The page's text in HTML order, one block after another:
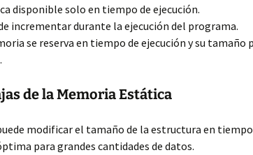
disponible solo en tiempo de ejecución.
incrementar durante la ejecución del programa.
se reserva en tiempo de ejecución y su tamaño
de la Memoria Estática
modificar el tamaño de la estructura en tiempo
para grandes cantidades de datos.